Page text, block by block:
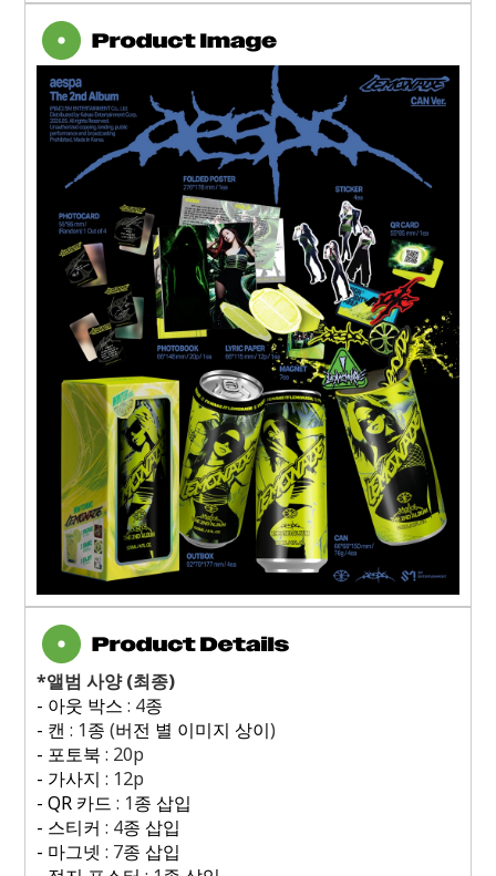
*앨범 사양(최종)
- 아웃 박스 : 4종
- 캔 : 1종 (버전 별 이미지 상이)
- 포토북 : 20p
- 가사지 : 12p
- QR 카드 : 1종 삽입
- 스티커 : 4종 삽입
- 마그넷 : 7종 삽입